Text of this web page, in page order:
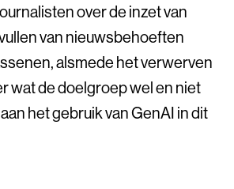
over de inzet van
van nieuwsbehoeften
alsmede het verwerven
wat de doelgroep wel en niet
het gebruik van GenAI in dit